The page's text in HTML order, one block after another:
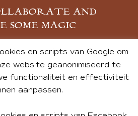
AND
SOME MAGIC
JE AAN
en scripts van Google om
website geanonimiseerd te
functionaliteit en effectiviteit
aanpassen.